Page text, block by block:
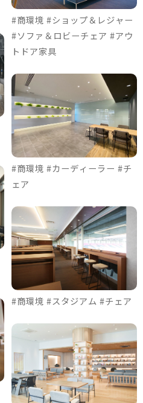
#商環境 #ショップ＆レジャー
#ソファ＆ロビーチェア #アウ
トドア家具
#商環境 #カーディーラー #チ
ェア
#商環境 #スタジアム #チェア